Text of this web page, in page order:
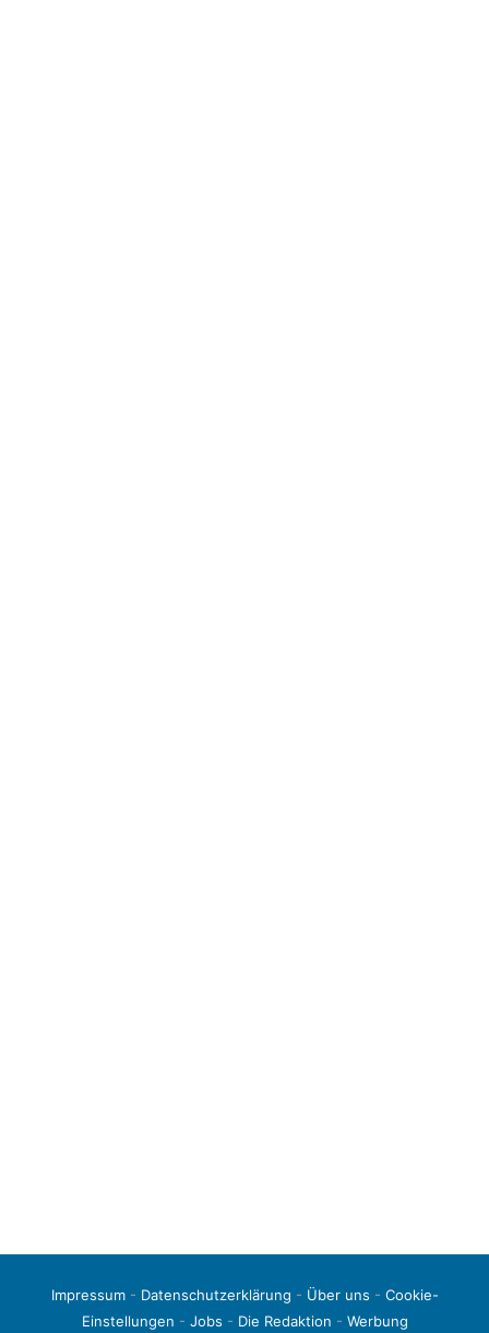
Impressum- Datenschutzerklärung - Über uns - Cookie-
Einstellungen - Jobs - Die Redaktion - Werbung